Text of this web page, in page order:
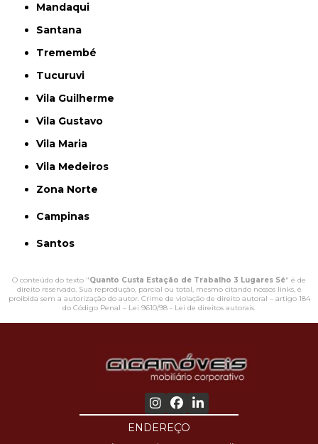
Mandaqui
Santana
Tremembé
Tucuruvi
Vila Guilherme
Vila Gustavo
Vila Maria
Vila Medeiros
Zona Norte
Campinas
Santos
O conteúdo do texto "Quanto Custa Estação de Trabalho 3 Lugares Sé" é de
direito reservado. Sua reprodução, parcial ou total, mesmo citando nossos links, é
proibida sem a autorização do autor. Crime de violação de direito autoral – artigo 184
do Código Penal – Lei 9610/98 - Lei de direitos autorais.
ENDEREÇO